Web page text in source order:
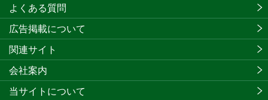
よくある質問
広告掲載について
関連サイト
会社案内
当サイトについて